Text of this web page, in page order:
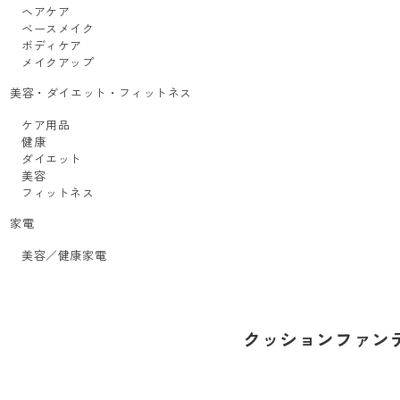
ヘアケア
ベースメイク
ボディケア
メイクアップ
美容・ダイエット・フィットネス
ケア用品
健康
ダイエット
美容
フィットネス
家電
美容／健康家電
クッションファン